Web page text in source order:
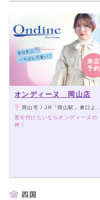
来店
予約
オンディーヌ 岡山店
岡山市 / JR「岡山駅」東口より徒歩5分
差を付けたいならオンディーヌの
袴！
四国